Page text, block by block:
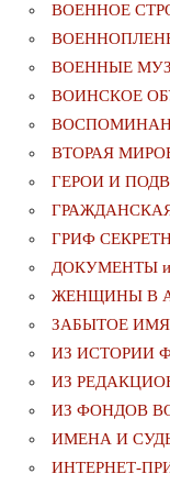
ВОЕННОЕ
ВОЕННЫЕ
ВОИНСКОЕ
ВТОРАЯ
ГЕРОИ И
ГРИФ
ДОКУМЕНТЫ
ЖЕНЩИНЫ В
ЗАБЫТОЕ ИМЯ
ИЗ ИСТОРИИ
ИЗ
ИЗ ФОНДОВ
ИМЕНА И
ИНТЕРНЕТ-